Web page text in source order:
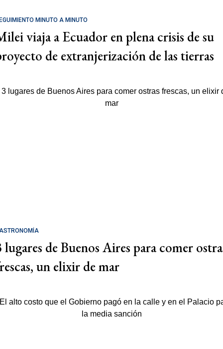
MINUTO A MINUTO
viaja a Ecuador en plena crisis de su
de extranjerización de las tierras
lugares de Buenos Aires para comer
un elixir de mar